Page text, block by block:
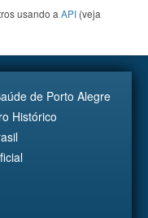
usando a API (veja
de Porto Alegre
Histórico